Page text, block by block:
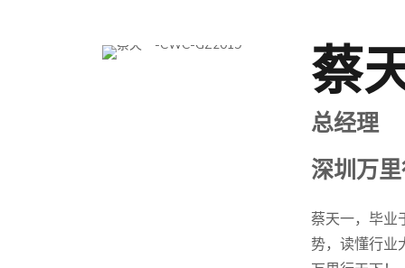
蔡
总经理
深圳万
蔡天一，毕业
势，读懂行业